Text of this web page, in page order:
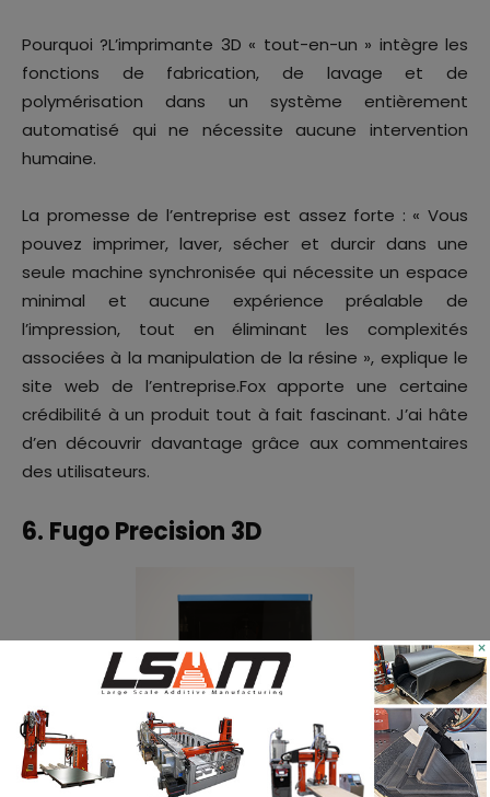
Pourquoi ?L’imprimante 3D « tout-en-un » intègre les
fonctions de fabrication, de lavage et de
polymérisation dans un système entièrement
automatisé qui ne nécessite aucune intervention
humaine.
La promesse de l’entreprise est assez forte : « Vous
pouvez imprimer, laver, sécher et durcir dans une
seule machine synchronisée qui nécessite un espace
minimal et aucune expérience préalable de
l’impression, tout en éliminant les complexités
associées à la manipulation de la résine », explique le
site web de l’entreprise.Fox apporte une certaine
crédibilité à un produit tout à fait fascinant. J’ai hâte
d’en découvrir davantage grâce aux commentaires
des utilisateurs.
6. Fugo Precision 3D
×